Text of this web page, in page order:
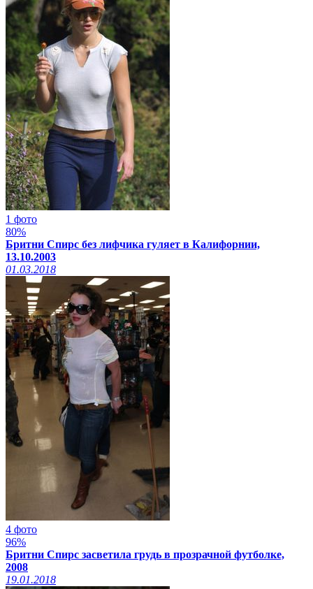
1 фото
80%
Бритни Спирс без лифчика гуляет в Калифорнии,
13.10.2003
01.03.2018
4 фото
96%
Бритни Спирс засветила грудь в прозрачной футболке,
2008
19.01.2018